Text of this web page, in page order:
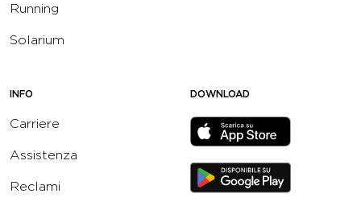
Running
Solarium
INFO
Carriere
Assistenza
Reclami
DOWNLOAD